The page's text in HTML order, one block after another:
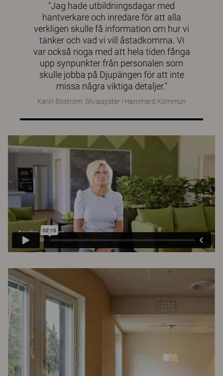
"Jag hade utbildningsdagar med
hantverkare och inredare för att alla
verkligen skulle få information om hur vi
tänker och vad vi vill åstadkomma. Vi
var också noga med att hela tiden fånga
upp synpunkter från personalen som
skulle jobba på Djupängen för att inte
missa några viktiga detaljer."
Karin Boström, Silviasyster i Hammarö Kommun